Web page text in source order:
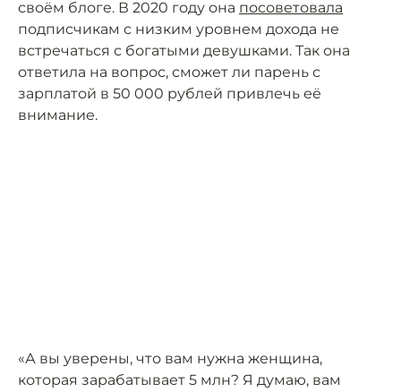
своём блоге. В 2020 году она посоветовала
подписчикам с низким уровнем дохода не
встречаться с богатыми девушками. Так она
ответила на вопрос, сможет ли парень с
зарплатой в 50 000 рублей привлечь её
внимание.
«А вы уверены, что вам нужна женщина,
которая зарабатывает 5 млн? Я думаю, вам